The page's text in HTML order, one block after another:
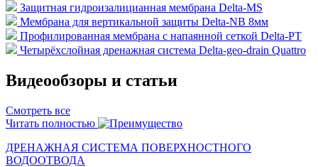
Защитная гидроизалицианная мембрана Delta-MS
Мембрана для вертикальной защиты Delta-NB 8мм
Профилированная мембрана с напаянной сеткой Delta-PT
Четырёхслойная дренажная система Delta-geo-drain Quattro
Видеообзоры и статьи
Смотреть все
Читать полностью
ДРЕНАЖНАЯ СИСТЕМА ПОВЕРХНОСТНОГО
ВОДООТВОДА